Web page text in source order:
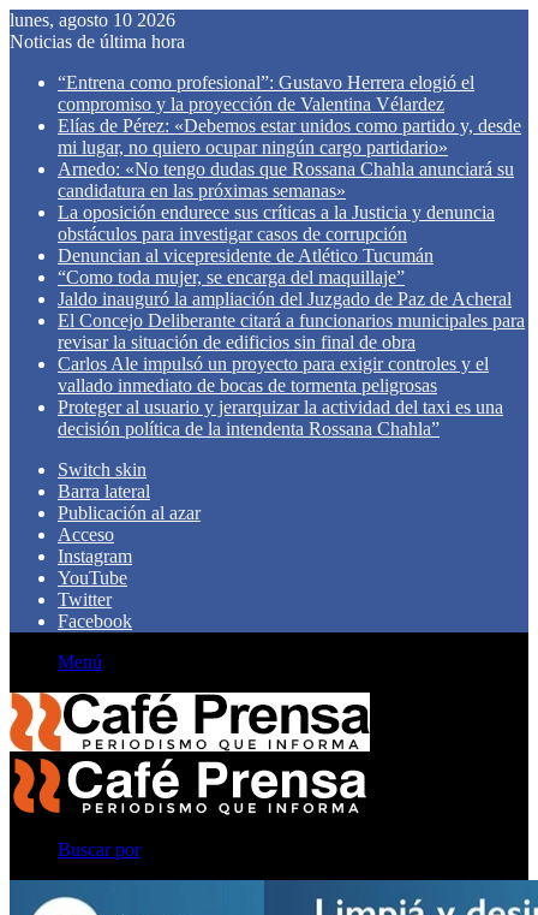
lunes, agosto 10 2026
Noticias de última hora
“Entrena como profesional”: Gustavo Herrera elogió el
compromiso y la proyección de Valentina Vélardez
Elías de Pérez: «Debemos estar unidos como partido y, desde
mi lugar, no quiero ocupar ningún cargo partidario»
Arnedo: «No tengo dudas que Rossana Chahla anunciará su
candidatura en las próximas semanas»
La oposición endurece sus críticas a la Justicia y denuncia
obstáculos para investigar casos de corrupción
Denuncian al vicepresidente de Atlético Tucumán
“Como toda mujer, se encarga del maquillaje”
Jaldo inauguró la ampliación del Juzgado de Paz de Acheral
El Concejo Deliberante citará a funcionarios municipales para
revisar la situación de edificios sin final de obra
Carlos Ale impulsó un proyecto para exigir controles y el
vallado inmediato de bocas de tormenta peligrosas
Proteger al usuario y jerarquizar la actividad del taxi es una
decisión política de la intendenta Rossana Chahla”
Switch skin
Barra lateral
Publicación al azar
Acceso
Instagram
YouTube
Twitter
Facebook
Menú
Buscar por